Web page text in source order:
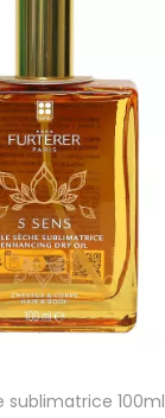
sublimatrice 100ml